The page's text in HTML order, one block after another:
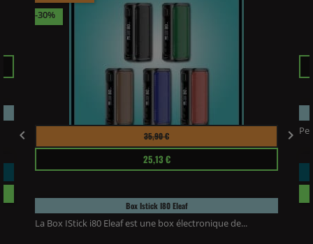

habituel
35,90 €
25,13 €
Box Istick I80 Eleaf
La Box IStick i80 Eleaf est une box électronique de...
-30%
